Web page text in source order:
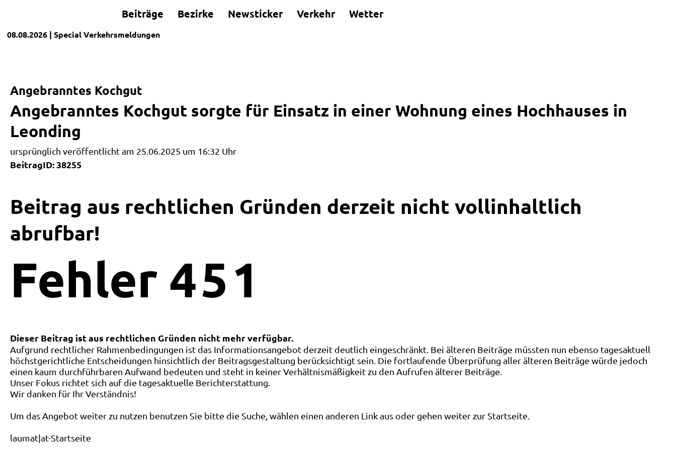
Beiträge Bezirke Newsticker Verkehr Wetter
08.08.2026 | SpecialVerkehrsmeldungen
Angebranntes Kochgut
Angebranntes Kochgut sorgte für Einsatz in einer Wohnung eines Hochhauses in
Leonding
ursprünglich veröffentlicht am 25.06.2025 um 16:32 Uhr
BeitragID: 38255
Beitrag aus rechtlichen Gründen derzeit nicht vollinhaltlich
abrufbar!
Fehler 4 5 1
Dieser Beitrag ist aus rechtlichen Gründen nicht mehr verfügbar.
Aufgrund rechtlicher Rahmenbedingungen ist das Informationsangebot derzeit deutlich eingeschränkt. Bei älteren Beiträge müssten nun ebenso tagesaktuell
höchstgerichtliche Entscheidungen hinsichtlich der Beitragsgestaltung berücksichtigt sein. Die fortlaufende Überprüfung aller älteren Beiträge würde jedoch
einen kaum durchführbaren Aufwand bedeuten und steht in keiner Verhältnismäßigkeit zu den Aufrufen älterer Beiträge.
Unser Fokus richtet sich auf die tagesaktuelle Berichterstattung.
Wir danken für Ihr Verständnis!
Um das Angebot weiter zu nutzen benutzen Sie bitte die Suche, wählen einen anderen Link aus oder gehen weiter zur Startseite.
laumat|at-Startseite